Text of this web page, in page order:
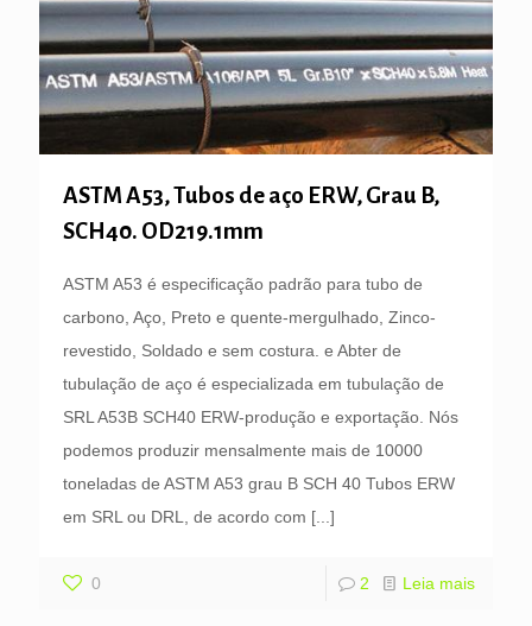
ASTM A53, Tubos de aço ERW, Grau B,
SCH40. OD219.1mm
ASTM A53 é especificação padrão para tubo de
carbono, Aço, Preto e quente-mergulhado, Zinco-
revestido, Soldado e sem costura. e Abter de
tubulação de aço é especializada em tubulação de
SRL A53B SCH40 ERW-produção e exportação. Nós
podemos produzir mensalmente mais de 10000
toneladas de ASTM A53 grau B SCH 40 Tubos ERW
em SRL ou DRL, de acordo com [...]
0 2 Leia mais